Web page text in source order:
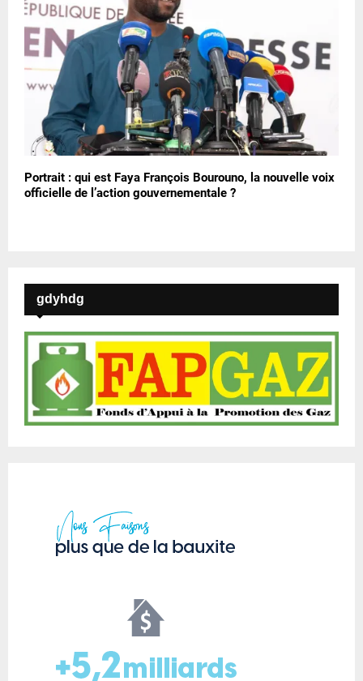
Portrait : qui est Faya François Bourouno, la nouvelle voix
officielle de l’action gouvernementale ?
gdyhdg